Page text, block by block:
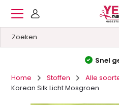
Hoge
Home
Stoffen
Alle
Korean Silk Licht Mosgroen